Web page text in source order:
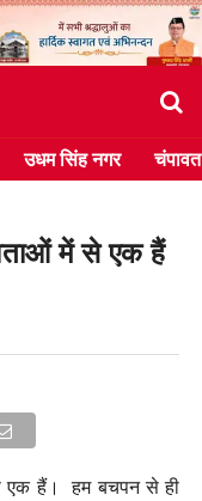
उधम सिंह नगर चंपावत
में से एक हैं
एक हैं। हम बचपन से ही